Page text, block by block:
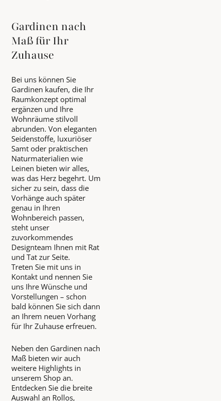
Gardinen nach
Maß für Ihr
Zuhause
Bei uns können Sie
Gardinen kaufen, die Ihr
Raumkonzept optimal
ergänzen und Ihre
Wohnräume stilvoll
abrunden. Von eleganten
Seidenstoffe, luxuriöser
Samt oder praktischen
Naturmaterialien wie
Leinen bieten wir alles,
was das Herz begehrt. Um
sicher zu sein, dass die
Vorhänge auch später
genau in Ihren
Wohnbereich passen,
steht unser
zuvorkommendes
Designteam Ihnen mit Rat
und Tat zur Seite.
Treten Sie mit uns in
Kontakt und nennen Sie
uns Ihre Wünsche und
Vorstellungen – schon
bald können Sie sich dann
an Ihrem neuen Vorhang
für Ihr Zuhause erfreuen.
Neben den Gardinen nach
Maß bieten wir auch
weitere Highlights in
unserem Shop an.
Entdecken Sie die breite
Auswahl an Rollos,